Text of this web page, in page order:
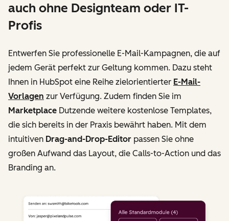
auch ohne Designteam oder IT-
Profis
Entwerfen Sie professionelle E-Mail-Kampagnen, die auf
jedem Gerät perfekt zur Geltung kommen. Dazu steht
Ihnen in HubSpot eine Reihe zielorientierter E-Mail-
Vorlagen zur Verfügung. Zudem finden Sie im
Marketplace Dutzende weitere kostenlose Templates,
die sich bereits in der Praxis bewährt haben. Mit dem
intuitiven Drag-and-Drop-Editor passen Sie ohne
großen Aufwand das Layout, die Calls-to-Action und das
Branding an.